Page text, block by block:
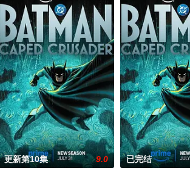
更新第10集 9.0 已完结